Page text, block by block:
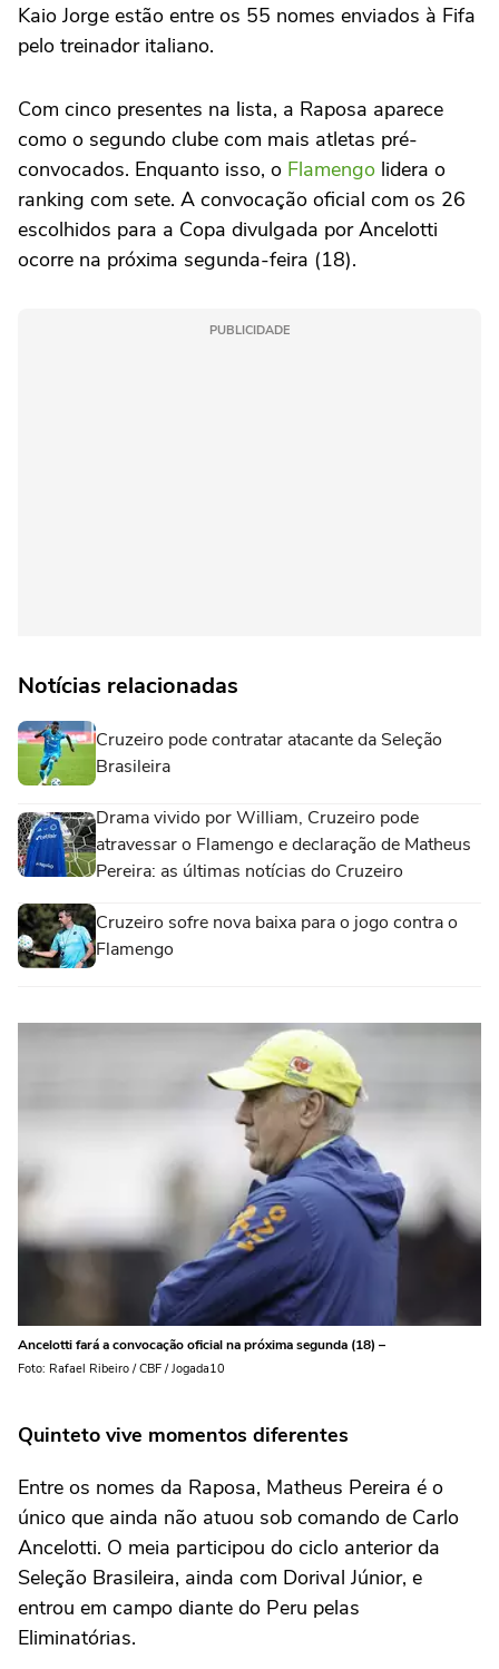
Kaio Jorge estão entre os 55 nomes enviados à Fifa
pelo treinador italiano.
Com cinco presentes na lista, a Raposa aparece
como o segundo clube com mais atletas pré-
convocados. Enquanto isso, o Flamengo lidera o
ranking com sete. A convocação oficial com os 26
escolhidos para a Copa divulgada por Ancelotti
ocorre na próxima segunda-feira (18).
PUBLICIDADE
Notícias relacionadas
Cruzeiro pode contratar atacante da Seleção
Brasileira
Drama vivido por William, Cruzeiro pode
atravessar o Flamengo e declaração de Matheus
Pereira: as últimas notícias do Cruzeiro
Cruzeiro sofre nova baixa para o jogo contra o
Flamengo
Ancelotti fará a convocação oficial na próxima segunda (18) –
Foto: Rafael Ribeiro / CBF / Jogada10
Quinteto vive momentos diferentes
Entre os nomes da Raposa, Matheus Pereira é o
único que ainda não atuou sob comando de Carlo
Ancelotti. O meia participou do ciclo anterior da
Seleção Brasileira, ainda com Dorival Júnior, e
entrou em campo diante do Peru pelas
Eliminatórias.